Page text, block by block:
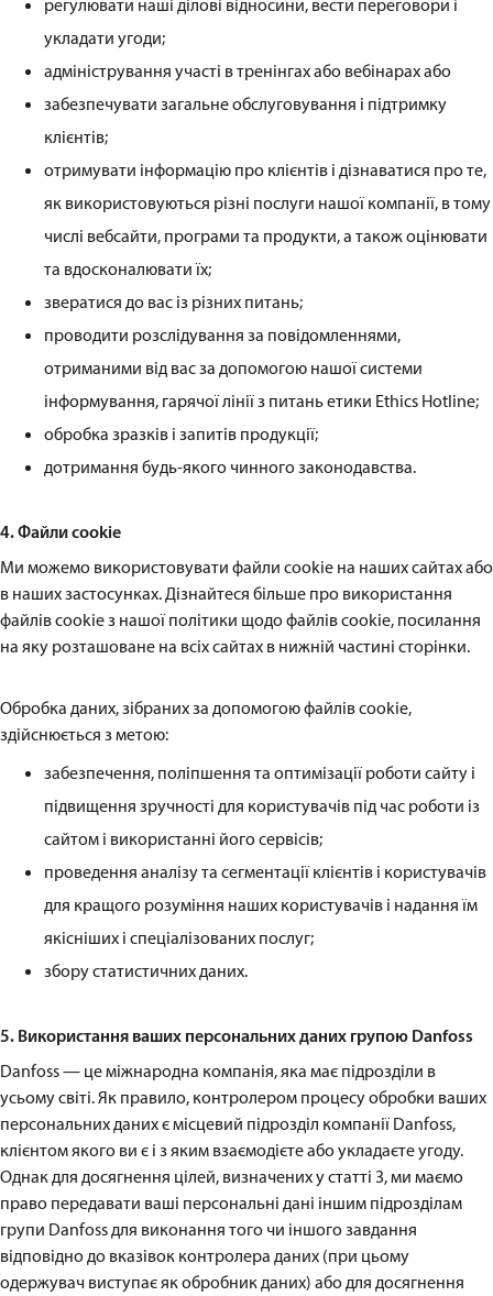
регулювати наші ділові відносини, вести переговори і
укладати угоди;
адміністрування участі в тренінгах або вебінарах або
забезпечувати загальне обслуговування і підтримку
клієнтів;
отримувати інформацію про клієнтів і дізнаватися про те,
як використовуються різні послуги нашої компанії, в тому
числі вебсайти, програми та продукти, а також оцінювати
та вдосконалювати їх;
звератися до вас із різних питань;
проводити розслідування за повідомленнями,
отриманими від вас за допомогою нашої системи
інформування, гарячої лінії з питань етики Ethics Hotline;
обробка зразків і запитів продукції;
дотримання будь-якого чинного законодавства.
4. Файли cookie
Ми можемо використовувати файли cookie на наших сайтах або
в наших застосунках. Дізнайтеся більше про використання
файлів cookie з нашої політики щодо файлів cookie, посилання
на яку розташоване на всіх сайтах в нижній частині сторінки.
Обробка даних, зібраних за допомогою файлів cookie,
здійснюється з метою:
забезпечення, поліпшення та оптимізації роботи сайту і
підвищення зручності для користувачів під час роботи із
сайтом і використанні його сервісів;
проведення аналізу та сегментації клієнтів і користувачів
для кращого розуміння наших користувачів і надання їм
якісніших і спеціалізованих послуг;
збору статистичних даних.
5. Використання ваших персональних даних групою Danfoss
Danfoss — це міжнародна компанія, яка має підрозділи в
усьому світі. Як правило, контролером процесу обробки ваших
персональних даних є місцевий підрозділ компанії Danfoss,
клієнтом якого ви є і з яким взаємодієте або укладаєте угоду.
Однак для досягнення цілей, визначених у статті 3, ми маємо
право передавати ваші персональні дані іншим підрозділам
групи Danfoss для виконання того чи іншого завдання
відповідно до вказівок контролера даних (при цьому
одержувач виступає як обробник даних) або для досягнення